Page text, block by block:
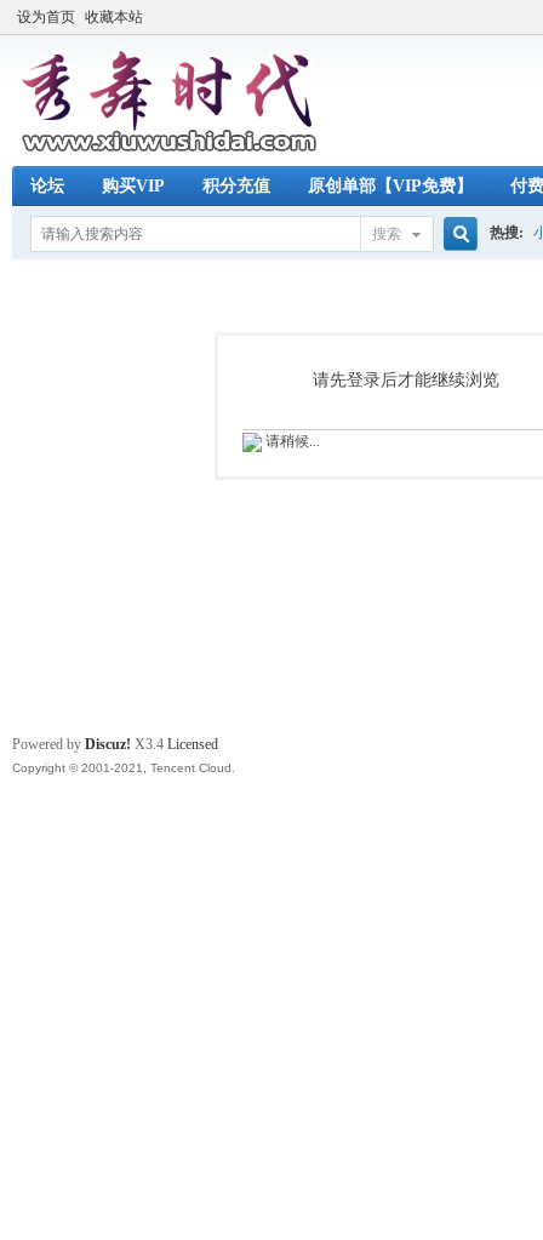
设为首页 收藏本站
论坛 购买VIP 积分充值 原创单部【VIP免费】 付
搜索
索
热搜:
请先登录后才能继续浏览
请稍候...
Powered by Discuz! X3.4 Licensed
Copyright © 2001-2021, Tencent Cloud.